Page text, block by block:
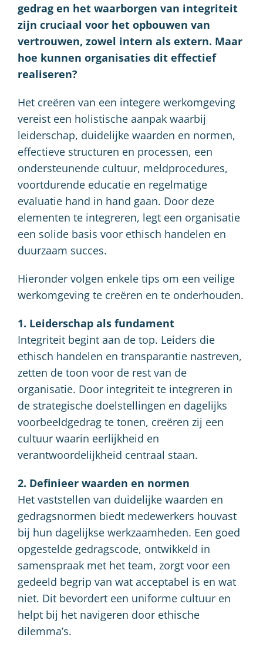
gedrag en het waarborgen van integriteit
zijn cruciaal voor het opbouwen van
vertrouwen, zowel intern als extern. Maar
hoe kunnen organisaties dit effectief
realiseren?
Het creëren van een integere werkomgeving
vereist een holistische aanpak waarbij
leiderschap, duidelijke waarden en normen,
effectieve structuren en processen, een
ondersteunende cultuur, meldprocedures,
voortdurende educatie en regelmatige
evaluatie hand in hand gaan. Door deze
elementen te integreren, legt een organisatie
een solide basis voor ethisch handelen en
duurzaam succes.
Hieronder volgen enkele tips om een veilige
werkomgeving te creëren en te onderhouden.
1. Leiderschap als fundament
Integriteit begint aan de top. Leiders die
ethisch handelen en transparantie nastreven,
zetten de toon voor de rest van de
organisatie. Door integriteit te integreren in
de strategische doelstellingen en dagelijks
voorbeeldgedrag te tonen, creëren zij een
cultuur waarin eerlijkheid en
verantwoordelijkheid centraal staan.
2. Definieer waarden en normen
Het vaststellen van duidelijke waarden en
gedragsnormen biedt medewerkers houvast
bij hun dagelijkse werkzaamheden. Een goed
opgestelde gedragscode, ontwikkeld in
samenspraak met het team, zorgt voor een
gedeeld begrip van wat acceptabel is en wat
niet. Dit bevordert een uniforme cultuur en
helpt bij het navigeren door ethische
dilemma’s.